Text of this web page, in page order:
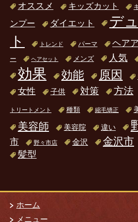
オススメ キッズカット
ンプー
ダイエット
デ
ト
トレンド パーマ ヘア
ー
ヘアセット メンズ 人気
効果 効能 原因
女性 子供 対策 方法
トリートメント 種類 縮毛矯正
美容師 美容院 違い
市
野々市店 金沢 金沢市
髪型
ホーム
メニュー